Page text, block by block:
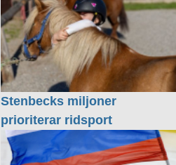
Stenbecks miljoner
prioriterar ridsport